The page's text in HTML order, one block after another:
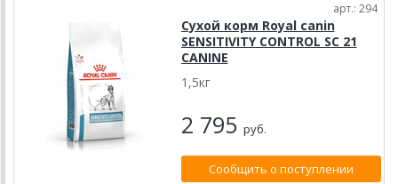
арт.: 294
Сухой корм Royal canin
SENSITIVITY CONTROL SC 21
CANINE
1,5кг
2 795 руб.
Сообщить о поступлении